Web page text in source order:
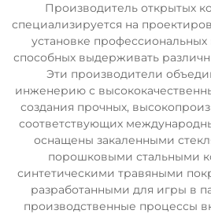
Производитель открытых
специализируется на
установке профессиональных
способных выдерживать
Эти производители
инженерию с
создания прочных,
соответствующих
оснащены закаленными
порошковыми стальными
синтетическими травяными
разработанными для игры в
производственные процессы